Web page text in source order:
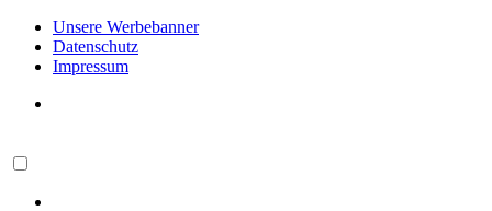
Unsere Werbebanner
Datenschutz
Impressum